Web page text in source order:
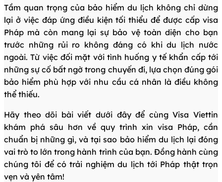
Tầm quan trọng của bảo hiểm du lịch không chỉ dừng
lại ở việc đáp ứng điều kiện tối thiểu để được cấp visa
Pháp mà còn mang lại sự bảo vệ toàn diện cho bạn
trước những rủi ro không đáng có khi du lịch nước
ngoài. Từ việc đối mặt với tình huống y tế khẩn cấp tới
những sự cố bất ngờ trong chuyến đi, lựa chọn đúng gói
bảo hiểm phù hợp với nhu cầu cá nhân là điều không
thể thiếu.
Hãy theo dõi bài viết dưới đây để cùng Visa Viettin
khám phá sâu hơn về quy trình xin visa Pháp, cần
chuẩn bị những gì, và tại sao bảo hiểm du lịch lại đóng
vai trò to lớn trong hành trình của bạn. Đồng hành cùng
chúng tôi để có trải nghiệm du lịch tới Pháp thật trọn
vẹn và yên tâm!